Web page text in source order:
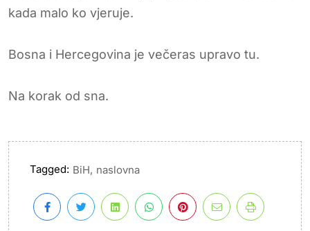
kada malo ko vjeruje.
Bosna i Hercegovina je večeras upravo tu.
Na korak od sna.
Tagged: BiH, naslovna